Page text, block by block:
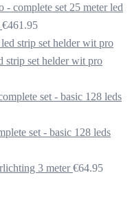
25 meter led
€461.95
strip set helder wit pro
set - basic 128 leds
3 meter €64.95